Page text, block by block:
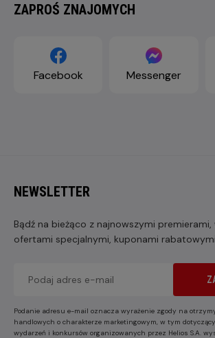
ZAPROŚ ZNAJOMYCH
Facebook Messenger
NEWSLETTER
Bądź na bieżąco z najnowszymi premierami,
ofertami specjalnymi, kuponami rabatowymi
Podanie adresu e-mail oznacza wyrażenie zgody na
handlowych o charakterze marketingowym, w tym
wydarzeń i konkursów organizowanych przez Helios S.A.